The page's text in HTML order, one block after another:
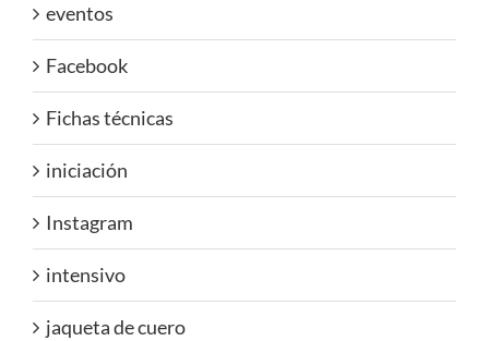
eventos
Facebook
Fichas técnicas
iniciación
Instagram
intensivo
jaqueta de cuero